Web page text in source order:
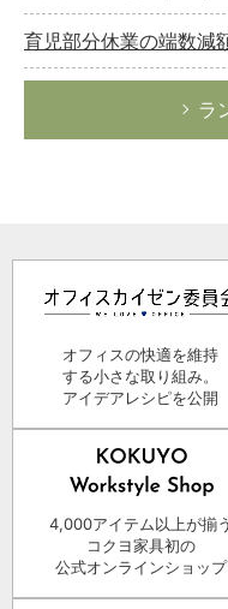
育児部分休業の端数減
ラ
オフィスの快適を維持
する小さな取り組み。
アイデアレシピを公開
4,000アイテム以上が揃う
コクヨ家具初の
公式オンラインショップ